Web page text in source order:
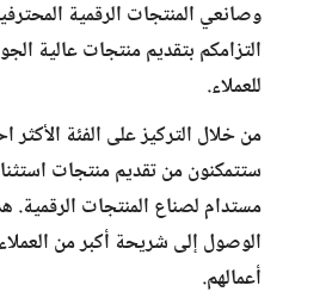
وصانعي المنتجات الرقمية
التزامكم بتقديم منتجات عالية
للعملاء.
من خلال التركيز على الفئة الأكثر
ستتمكنون من تقديم منتجات
مستدام لصناع المنتجات
الوصول إلى شريحة أكبر من
أعمالهم.